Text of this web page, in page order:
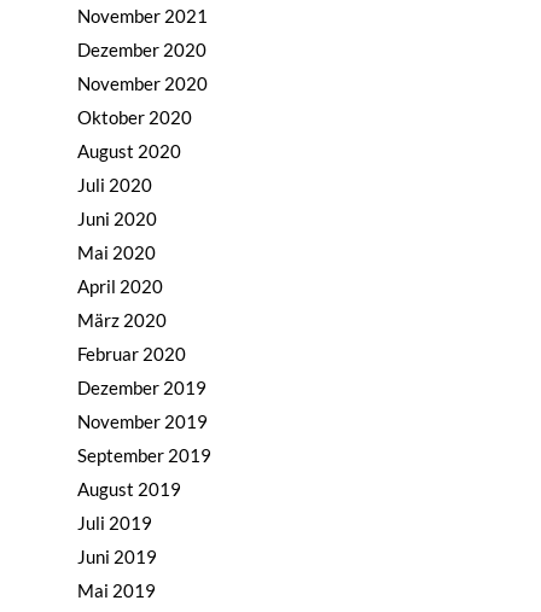
November 2021
Dezember 2020
November 2020
Oktober 2020
August 2020
Juli 2020
Juni 2020
Mai 2020
April 2020
März 2020
Februar 2020
Dezember 2019
November 2019
September 2019
August 2019
Juli 2019
Juni 2019
Mai 2019